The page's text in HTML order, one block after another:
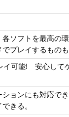
ソフトを最高の
でプレイするもの
イ可能! 安心して
ョンにも対応で
きる。